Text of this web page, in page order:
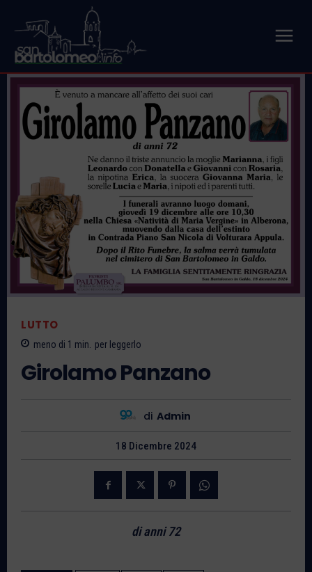
LUTTO
meno di 1 min. per leggerlo
Girolamo Panzano
di Admin
18 Dicembre 2024
di anni 72